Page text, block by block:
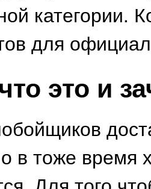
категории.
для
это и
в тоже время